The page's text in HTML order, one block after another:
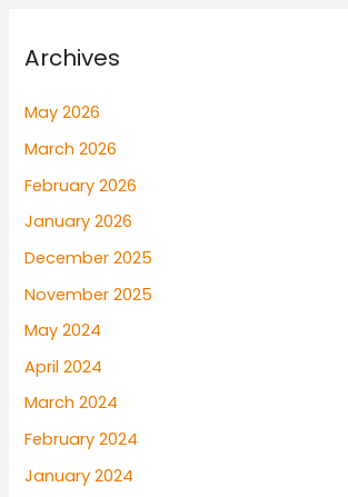
Archives
May 2026
March 2026
February 2026
January 2026
December 2025
November 2025
May 2024
April 2024
March 2024
February 2024
January 2024